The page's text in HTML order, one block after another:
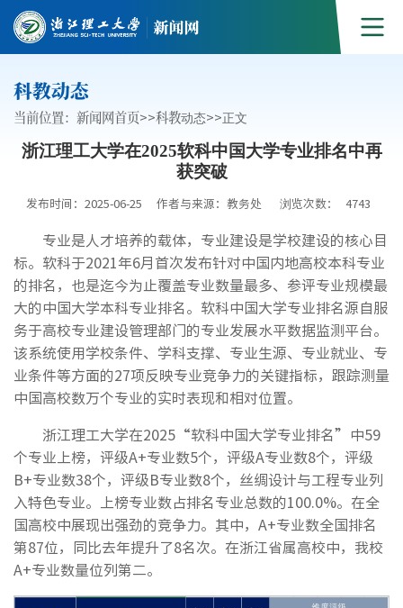
科教动态
当前位置： 新闻网首页>>科教动态>>正文
浙江理工大学在2025软科中国大学专业排名中再
获突破
发布时间：2025-06-25 作者与来源：教务处 浏览次数： 4743
专业是人才培养的载体，专业建设是学校建设的核心目
标。软科于2021年6月首次发布针对中国内地高校本科专业
的排名，也是迄今为止覆盖专业数量最多、参评专业规模最
大的中国大学本科专业排名。软科中国大学专业排名源自服
务于高校专业建设管理部门的专业发展水平数据监测平台。
该系统使用学校条件、学科支撑、专业生源、专业就业、专
业条件等方面的27项反映专业竞争力的关键指标，跟踪测量
中国高校数万个专业的实时表现和相对位置。
浙江理工大学在2025“软科中国大学专业排名”中59
个专业上榜，评级A+专业数5个，评级A专业数8个，评级
B+专业数38个，评级B专业数8个，丝绸设计与工程专业列
入特色专业。上榜专业数占排名专业总数的100.0%。在全
国高校中展现出强劲的竞争力。其中，A+专业数全国排名
第87位，同比去年提升了8名次。在浙江省属高校中，我校
A+专业数量位列第二。